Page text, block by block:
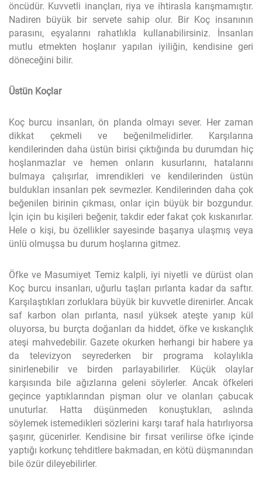
öncüdür. Kuvvetli inançları, riya ve ihtirasla karışmamıştır.
Nadiren büyük bir servete sahip olur. Bir Koç insanının
parasını, eşyalarını rahatlıkla kullanabilirsiniz. İnsanları
mutlu etmekten hoşlanır yapılan iyiliğin, kendisine geri
döneceğini bilir.
Üstün Koçlar
Koç burcu insanları, ön planda olmayı sever. Her zaman
dikkat çekmeli ve beğenilmelidirler. Karşılarına
kendilerinden daha üstün birisi çıktığında bu durumdan hiç
hoşlanmazlar ve hemen onların kusurlarını, hatalarını
bulmaya çalışırlar, imrendikleri ve kendilerinden üstün
buldukları insanları pek sevmezler. Kendilerinden daha çok
beğenilen birinin çıkması, onlar için büyük bir bozgundur.
İçin için bu kişileri beğenir, takdir eder fakat çok kıskanırlar.
Hele o kişi, bu özellikler sayesinde başarıya ulaşmış veya
ünlü olmuşsa bu durum hoşlarına gitmez.
Öfke ve Masumiyet Temiz kalpli, iyi niyetli ve dürüst olan
Koç burcu insanları, uğurlu taşları pırlanta kadar da saftır.
Karşılaştıkları zorluklara büyük bir kuvvetle direnirler. Ancak
saf karbon olan pırlanta, nasıl yüksek ateşte yanıp kül
oluyorsa, bu burçta doğanları da hiddet, öfke ve kıskançlık
ateşi mahvedebilir. Gazete okurken herhangi bir habere ya
da televizyon seyrederken bir programa kolaylıkla
sinirlenebilir ve birden parlayabilirler. Küçük olaylar
karşısında bile ağızlarına geleni söylerler. Ancak öfkeleri
geçince yaptıklarından pişman olur ve olanları çabucak
unuturlar. Hatta düşünmeden konuştukları, aslında
söylemek istemedikleri sözlerini karşı taraf hala hatırlıyorsa
şaşırır, gücenirler. Kendisine bir fırsat verilirse öfke içinde
yaptığı korkunç tehditlere bakmadan, en kötü düşmanından
bile özür dileyebilirler.